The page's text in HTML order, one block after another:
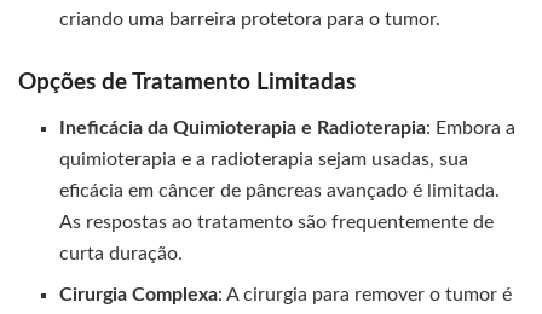
criando uma barreira protetora para o tumor.
Opções de Tratamento Limitadas
Ineficácia da Quimioterapia e Radioterapia: Embora a
quimioterapia e a radioterapia sejam usadas, sua
eficácia em câncer de pâncreas avançado é limitada.
As respostas ao tratamento são frequentemente de
curta duração.
Cirurgia Complexa: A cirurgia para remover o tumor é